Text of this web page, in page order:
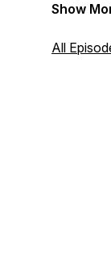
華人基督
不同的文
Show
All